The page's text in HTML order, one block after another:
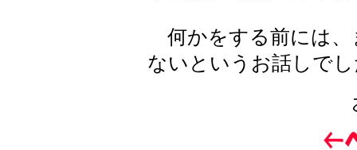
何かをする前には、
ないというお話しで